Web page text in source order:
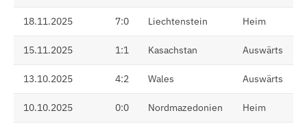
18.11.2025 7:0 Liechtenstein Heim
15.11.2025 1:1 Kasachstan Auswärts
13.10.2025 4:2 Wales Auswärts
10.10.2025 0:0 Nordmazedonien Heim